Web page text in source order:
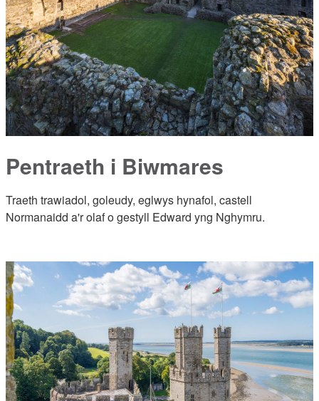
Pentraeth i Biwmares
Traeth trawiadol, goleudy, eglwys hynafol, castell
Normanaidd a'r olaf o gestyll Edward yng Nghymru.